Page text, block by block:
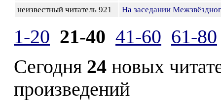
неизвестный читатель 921
На заседании
1-20 21-40 41-60 61-80
Сегодня 24 новых
произведений